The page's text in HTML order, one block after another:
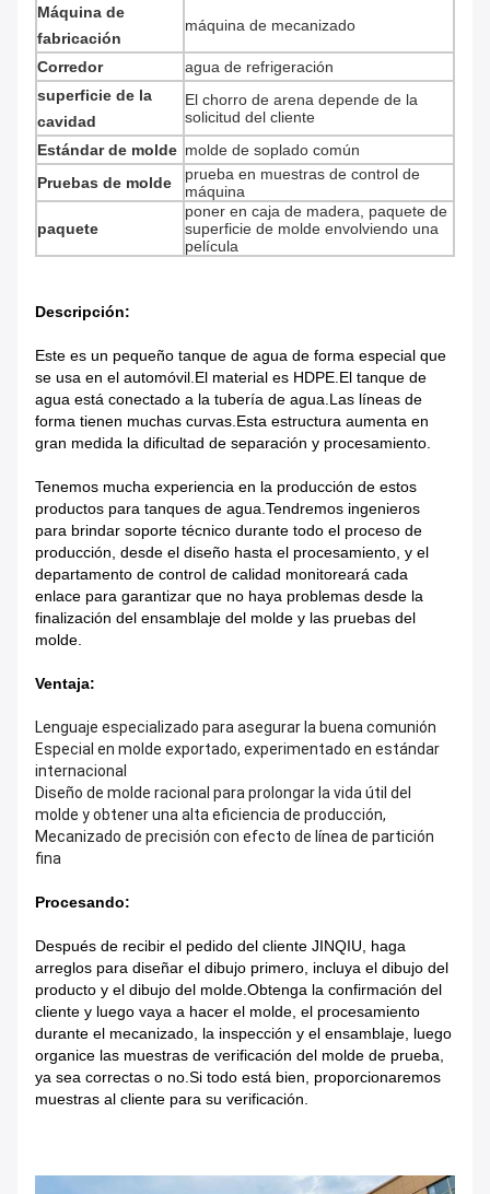
Máquina de
fabricación
máquina de mecanizado
Corredor
agua de refrigeración
superficie de la
cavidad
El chorro de arena depende de la
solicitud del cliente
Estándar de molde molde de soplado común
Pruebas de molde
prueba en muestras de control de
máquina
paquete
poner en caja de madera, paquete de
superficie de molde envolviendo una
película
Descripción:
Este es un pequeño tanque de agua de forma especial que
se usa en el automóvil.El material es HDPE.El tanque de
agua está conectado a la tubería de agua.Las líneas de
forma tienen muchas curvas.Esta estructura aumenta en
gran medida la dificultad de separación y procesamiento.
Tenemos mucha experiencia en la producción de estos
productos para tanques de agua.Tendremos ingenieros
para brindar soporte técnico durante todo el proceso de
producción, desde el diseño hasta el procesamiento, y el
departamento de control de calidad monitoreará cada
enlace para garantizar que no haya problemas desde la
finalización del ensamblaje del molde y las pruebas del
molde.
Ventaja:
Lenguaje especializado para asegurar la buena comunión
Especial en molde exportado, experimentado en estándar
internacional
Diseño de molde racional para prolongar la vida útil del
molde y obtener una alta eficiencia de producción,
Mecanizado de precisión con efecto de línea de partición
fina
Procesando:
Después de recibir el pedido del cliente JINQIU, haga
arreglos para diseñar el dibujo primero, incluya el dibujo del
producto y el dibujo del molde.Obtenga la confirmación del
cliente y luego vaya a hacer el molde, el procesamiento
durante el mecanizado, la inspección y el ensamblaje, luego
organice las muestras de verificación del molde de prueba,
ya sea correctas o no.Si todo está bien, proporcionaremos
muestras al cliente para su verificación.